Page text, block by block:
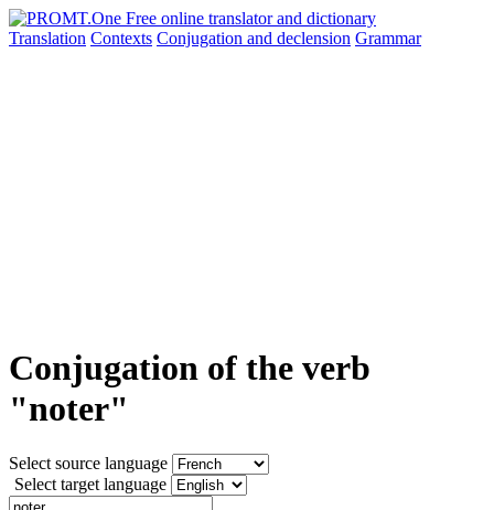
Translation Contexts Conjugation and declension Grammar
Conjugation of the verb
"noter"
Select source language
Select target language